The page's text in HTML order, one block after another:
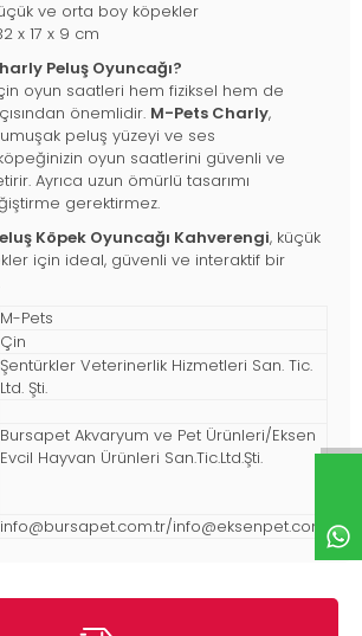
ve orta boy köpekler
x 17 x 9 cm
Peluş Oyuncağı?
oyun saatleri hem fiziksel hem de
önemlidir. M-Pets Charly,
peluş yüzeyi ve ses
oyun saatlerini güvenli ve
Ayrıca uzun ömürlü tasarımı
gerektirmez.
Köpek Oyuncağı Kahverengi, küçük
için ideal, güvenli ve interaktif bir
M-Pets
Çin
Şentürkler Veterinerlik Hizmetleri San. Tic.
Ltd. Şti.
Bursapet Akvaryum ve Pet Ürünleri/Eksen
Evcil Hayvan Ürünleri San.Tic.Ltd.Şti.
info@bursapet.com.tr/info@eksenpet.com